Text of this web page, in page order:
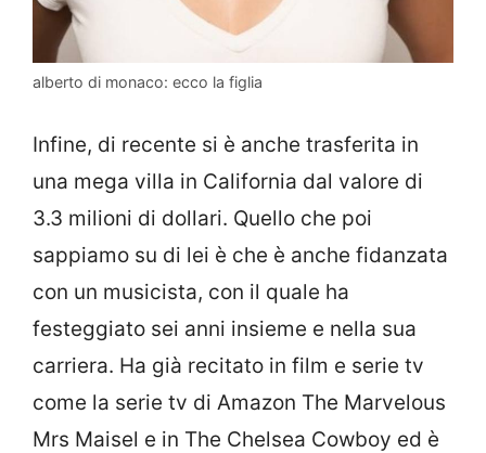
alberto di monaco: ecco la figlia
Infine, di recente si è anche trasferita in
una mega villa in California dal valore di
3.3 milioni di dollari. Quello che poi
sappiamo su di lei è che è anche fidanzata
con un musicista, con il quale ha
festeggiato sei anni insieme e nella sua
carriera. Ha già recitato in film e serie tv
come la serie tv di Amazon The Marvelous
Mrs Maisel e in The Chelsea Cowboy ed è